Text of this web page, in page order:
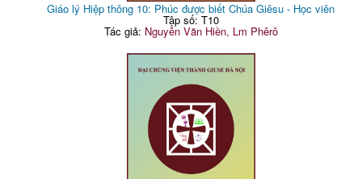
Giáo lý Hiệp thông 10: Phúc được biết Chúa Giêsu - Học viên
Tập số: T10
Tác giả: Nguyễn Văn Hiền, Lm Phêrô